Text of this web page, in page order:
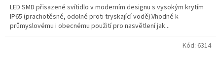
LED SMD přisazené svítidlo v moderním designu s vysokým krytím
IP65 (prachotěsné, odolné proti tryskající vodě).Vhodné k
průmyslovému i obecnému použití pro nasvětlení jak...
Kód: 6314